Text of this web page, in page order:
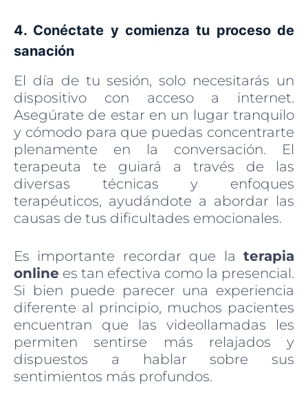
4. Conéctate y comienza tu proceso de
sanación
El día de tu sesión, solo necesitarás un
dispositivo con acceso a internet.
Asegúrate de estar en un lugar tranquilo
y cómodo para que puedas concentrarte
plenamente en la conversación. El
terapeuta te guiará a través de las
diversas técnicas y enfoques
terapéuticos, ayudándote a abordar las
causas de tus dificultades emocionales.
Es importante recordar que la terapia
online es tan efectiva como la presencial.
Si bien puede parecer una experiencia
diferente al principio, muchos pacientes
encuentran que las videollamadas les
permiten sentirse más relajados y
dispuestos a hablar sobre sus
sentimientos más profundos.